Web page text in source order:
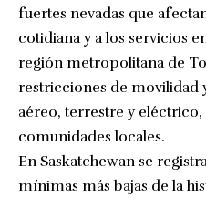
fuertes nevadas que
cotidiana y a los servicios
región metropolitana de
restricciones de movilidad
aéreo, terrestre y
comunidades locales.
En Saskatchewan se
mínimas más bajas de la